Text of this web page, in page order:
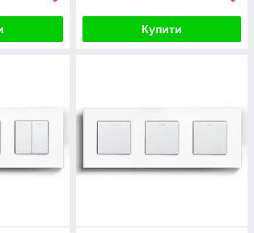
Купити